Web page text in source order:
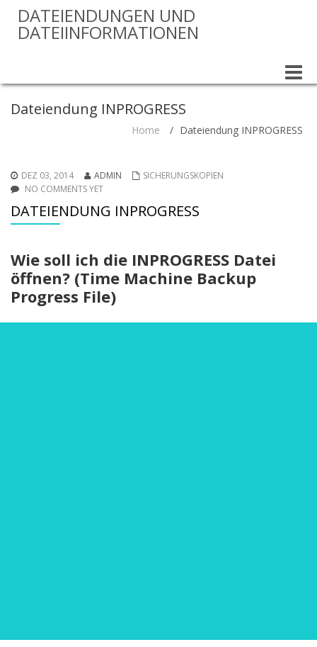
DATEIENDUNGEN UND
DATEIINFORMATIONEN
Toggle
Dateiendung INPROGRESS
Home / Dateiendung INPROGRESS
DEZ 03, 2014 ADMIN
SICHERUNGSKOPIEN
NO COMMENTS YET
DATEIENDUNG INPROGRESS
Wie soll ich die INPROGRESS Datei
öffnen? (Time Machine Backup
Progress File)